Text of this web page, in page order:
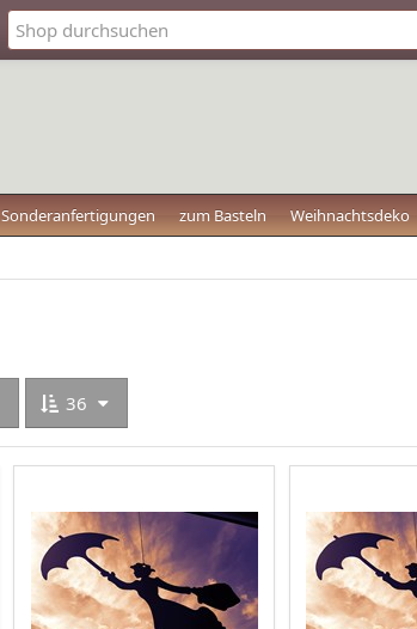
Sonderanfertigungen zum Basteln Weihnachtsdeko
36